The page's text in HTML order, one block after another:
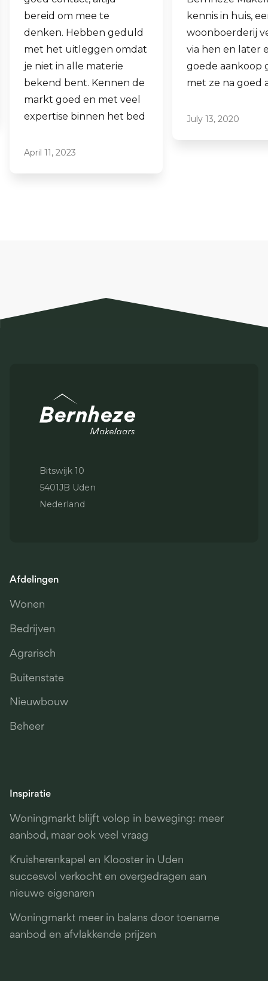
kennis in huis, eens onze
woonboerderij verkocht
via hen en later een
goede aankoop gedaan
met ze na goed advies.
July 13, 2020
hen laten
ook een
aankopen.
Laagdrempelig
professioneel,
Bitswijk 10
5401JB Uden
Nederland
Afdelingen
Wonen
Bedrijven
Agrarisch
Buitenstate
Nieuwbouw
Beheer
Inspiratie
Woningmarkt blijft volop in beweging: meer
aanbod, maar ook veel vraag
Kruisherenkapel en Klooster in Uden
succesvol verkocht en overgedragen aan
nieuwe eigenaren
Woningmarkt meer in balans door toename
aanbod en afvlakkende prijzen